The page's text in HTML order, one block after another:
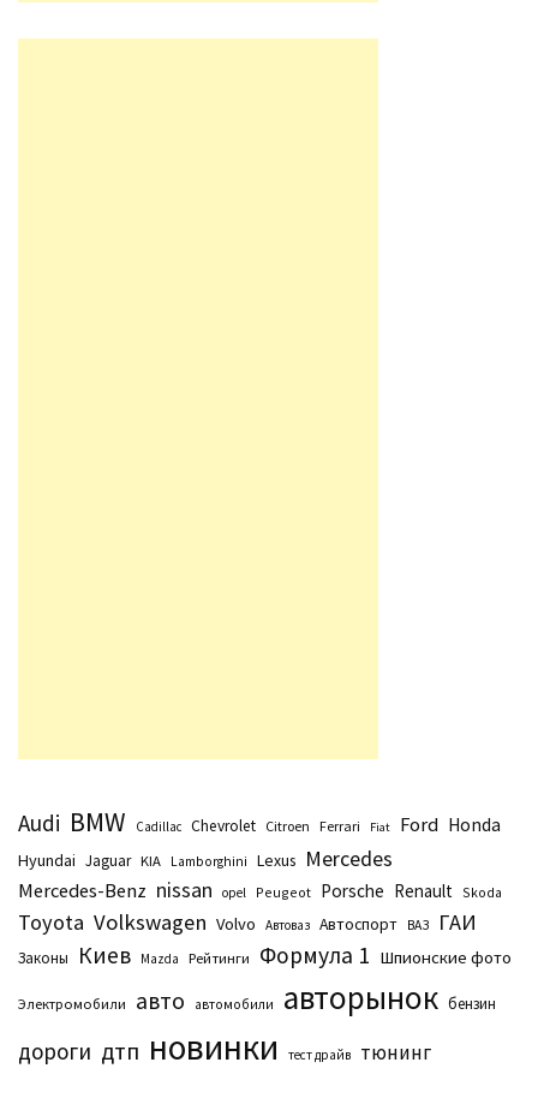
Audi BMW Cadillac Chevrolet Citroen Ferrari Fiat Ford Honda
Hyundai Jaguar KIA Lamborghini Lexus Mercedes
Mercedes-Benz nissan opel Peugeot Porsche Renault Skoda
Toyota Volkswagen Volvo Автоваз Автоспорт ВАЗ ГАИ
Законы Киев Маzda Рейтинги Формула 1 Шпионские фото
Электромобили авто автомобили авторынок бензин
дороги дтп новинки тест драйв тюнинг